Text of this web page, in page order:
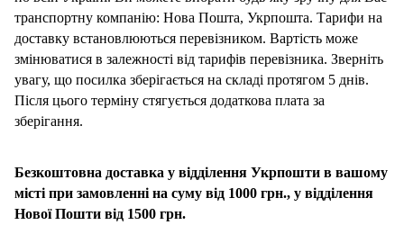
транспортну компанію: Нова Пошта, Укрпошта. Тарифи на
доставку встановлюються перевізником. Вартість може
змінюватися в залежності від тарифів перевізника. Зверніть
увагу, що посилка зберігається на складі протягом 5 днів.
Після цього терміну стягується додаткова плата за
зберігання.
Безкоштовна доставка у відділення Укрпошти в вашому
місті при замовленні на суму від 1000 грн., у відділення
Нової Пошти від 1500 грн.